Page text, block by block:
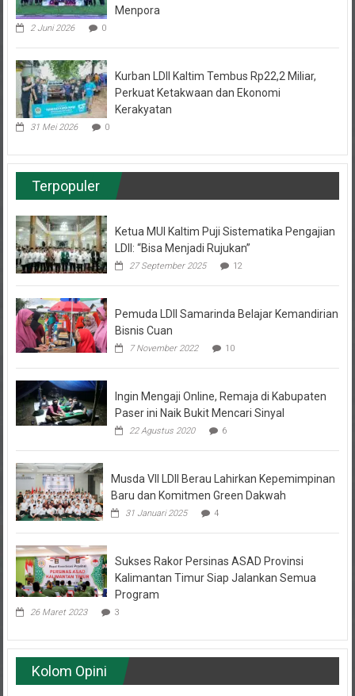
2 Juni 2026 0
Perkuat Ketakwaan dan Ekonomi
Kerakyatan
31 Mei 2026 0
Terpopuler
LDII: “Bisa Menjadi Rujukan”
27 September 2025 12
Bisnis Cuan
7 November 2022
Paser ini Naik Bukit Mencari Sinyal
22 Agustus 2020 6
Baru dan Komitmen Green Dakwah
31 Januari 2025 4
Kalimantan Timur Siap Jalankan Semua
Program
26 Maret 2023 3
Kolom Opini